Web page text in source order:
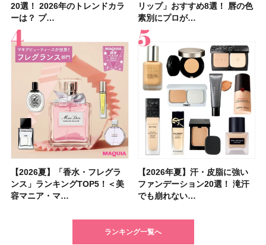
20選！ 2026年のトレンドカラ
ーは？ プ…
リップ」おすすめ8選！ 唇の色
素別にプロが…
【2026夏】「香水・フレグラ
ンス」ランキングTOP5！＜美
容マニア・マ…
【2026年夏】汗・皮脂に強い
ファンデーション20選！ 滝汗
でも崩れない…
止めのおすすめ13選！ 汗で塗
膜が強化され…
「ブライトニング」11選！ ス
キンケアからサプ…
【クリスマスコフレ2026】ク
リニークのホリデーコフレを一
挙紹介！ 人気…
【コスメデコルテ】ブランド最
高峰ラインから新作エイジング
ケアクリーム「A…
20選！ 2026年のトレンドカラ
ーは？ プ…
リップ」おすすめ8選！ 唇の色
素別にプロが…
【2026年夏】汗・皮脂に強い
ファンデーション20選！ 滝汗
でも崩れない…
【崩れないフェイスパウダーの
塗り方】ブラシ？パフ？ 肌質
別メイクHOW …
選】プレゼントにおすすめ！ケ
ア効果、ビジュ、…
めUVのおすすめ20選！ この夏
注目の人気…
【2026夏】「リップケア」ラ
ンキングTOP5！＜美容マニア
集団・マキア…
【クリスマスコフレ2026】
BAUM（バウム）が誘う静寂の
香りの世界へ。…
子＆お茶10選】手土産にもぴっ
たり
近、下の歯の矯正を再開したん
です」オーラルケア…
【2026夏】「インナーケア・
サプリ」ランキングTOP5！＜
美容マニア集…
【おすすめダイエットサプリ８
選】食べすぎた日をサポート！
選び方＆糖質・脂…
36選！ショート・ボブ・ミディ
アム・ロング…
ブの髪型37選！ レイヤー・切
りっぱなしな…
【最新】髪のうねり・広がり・
くせ毛におすすめのシャンプー
17選
【2026年】最新トレンド「ボ
ブ」13種類を徹底解説！ 定番
＆人気の髪型…
いハンディファン
「baramood」を3名様…
すすめの開運コスメ＆美容アイ
テム10選！
【フォロー＆いいねで当たる】
中国割烹旅館 掬水亭の宿泊券
を1組2名様にプ…
【無印良品】スキンケア×衣料
素材の最強タッグで実現！ 着
るだけで保湿でき…
「ウォータリーティントリップ
」10モモピュ…
ュオ 01 ピンクベージュ」レビ
ュー｜落ち…
【全色レビュー】ケイト メロ
ウブラウンアイズ限定色追加！
イエベ・ブルベ別…
【スック2026新作】秋コレク
ションを全品スウォッチ&イエ
ベブルベ分け！
ランキング一覧へ